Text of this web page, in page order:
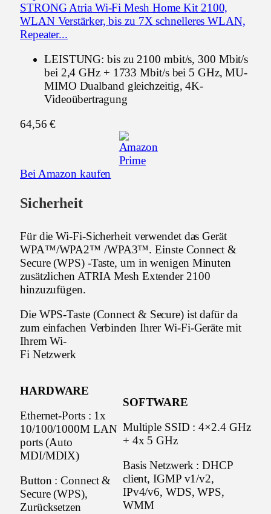
STRONG Atria Wi-Fi Mesh Home Kit 2100,
WLAN Verstärker, bis zu 7X schnelleres WLAN,
Repeater...
LEISTUNG: bis zu 2100 mbit/s, 300 Mbit/s
bei 2,4 GHz + 1733 Mbit/s bei 5 GHz, MU-
MIMO Dualband gleichzeitig, 4K-
Videoübertragung
64,56 €
Bei Amazon kaufen
Sicherheit
Für die Wi-Fi-Sicherheit verwendet das Gerät
WPA™/WPA2™ /WPA3™. Einste Connect &
Secure (WPS) -Taste, um in wenigen Minuten
zusätzlichen ATRIA Mesh Extender 2100
hinzuzufügen.
Die WPS-Taste (Connect & Secure) ist dafür da
zum einfachen Verbinden Ihrer Wi-Fi-Geräte mit
Ihrem Wi-
Fi Netzwerk
HARDWARE
Ethernet-Ports : 1x
10/100/1000M LAN
ports (Auto
MDI/MDIX)
Button : Connect &
Secure (WPS),
Zurücksetzen
SOFTWARE
Multiple SSID : 4×2.4 GHz
+ 4x 5 GHz
Basis Netzwerk : DHCP
client, IGMP v1/v2,
IPv4/v6, WDS, WPS,
WMM